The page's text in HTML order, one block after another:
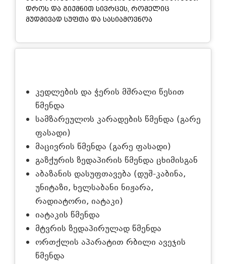
დროს და გიქმნით სივრცეს, რომელიც
მუდმივად სუფთა და სასიამოვნოა
კედლების და ჭერის მშრალი წესით
წმენდა
სამზარეულოს კარადების წმენდა (გარე
ფასადი)
მაცივრის წმენდა (გარე ფასადი)
გაზქურის ზედაპირის წმენდა ცხიმისგან
აბაზანის დასუფთავება (დუშ-კაბინა,
უნიტაზი, ხელსაბანი ნიჟარა,
რადიატორი, იატაკი)
იატაკის წმენდა
მტვრის ზედაპირულად წმენდა
ორთქლის აპარატით რბილი ავეჯის
წმენდა